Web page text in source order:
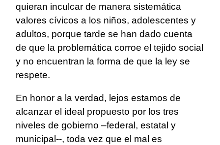
quieran inculcar de manera sistemática
valores cívicos a los niños, adolescentes y
adultos, porque tarde se han dado cuenta
de que la problemática corroe el tejido social
y no encuentran la forma de que la ley se
respete.
En honor a la verdad, lejos estamos de
alcanzar el ideal propuesto por los tres
niveles de gobierno –federal, estatal y
municipal--, toda vez que el mal es